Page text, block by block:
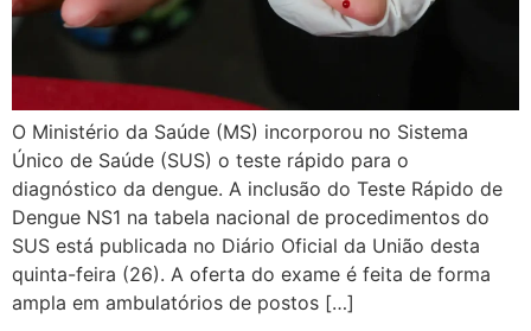
O Ministério da Saúde (MS) incorporou no Sistema
Único de Saúde (SUS) o teste rápido para o
diagnóstico da dengue. A inclusão do Teste Rápido de
Dengue NS1 na tabela nacional de procedimentos do
SUS está publicada no Diário Oficial da União desta
quinta-feira (26). A oferta do exame é feita de forma
ampla em ambulatórios de postos […]